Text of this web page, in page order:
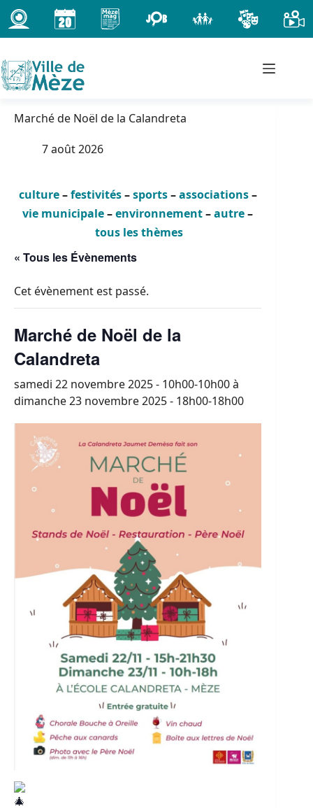
Passer
au
contenu
Marché de Noël de la Calandreta
7 août 2026
culture–festivités–sports–associations–
vie municipale–environnement–autre–
tous les thèmes
« Tous les Évènements
Cet évènement est passé.
Marché de Noël de la
Calandreta
samedi 22 novembre 2025 - 10h00-10h00à
dimanche 23 novembre 2025 - 18h00-18h00